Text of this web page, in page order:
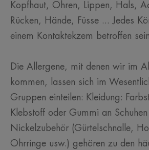
Kopfhaut, Ohren, Lippen, Hals,
Rücken, Hände, Füsse ... Jedes
einem Kontaktekzem betroffen
Die Allergene, mit denen wir im
kommen, lassen sich im
Gruppen einteilen: Kleidung:
Klebstoff oder Gummi an
Nickelzubehör (Gürtelschnalle,
Ohrringe usw.) gehören zu den